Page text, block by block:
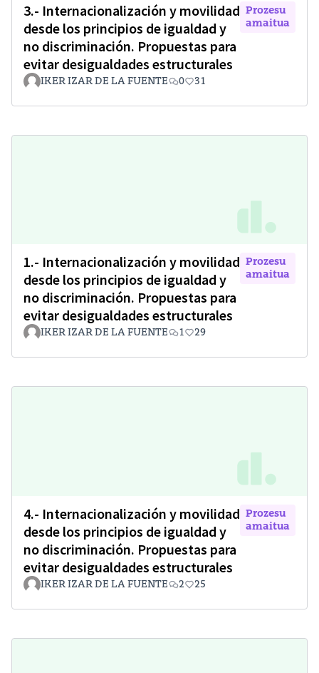
3.- Internacionalización y movilidad
desde los principios de igualdad y
no discriminación. Propuestas para
evitar desigualdades estructurales
Prozesu
amaitua
IKER IZAR DE LA FUENTE 0 31
1.- Internacionalización y movilidad
desde los principios de igualdad y
no discriminación. Propuestas para
evitar desigualdades estructurales
Prozesu
amaitua
IKER IZAR DE LA FUENTE 1 29
4.- Internacionalización y movilidad
desde los principios de igualdad y
no discriminación. Propuestas para
evitar desigualdades estructurales
Prozesu
amaitua
IKER IZAR DE LA FUENTE 2 25